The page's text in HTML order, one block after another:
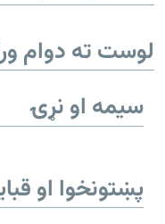
لوست ته دوام
سیمه او نړۍ
پښتونخوا او